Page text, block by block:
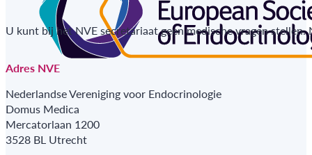
U kunt bij het NVE secretariaat geen medische vragen
Adres NVE
Nederlandse Vereniging voor Endocrinologie
Domus Medica
Mercatorlaan 1200
3528 BL Utrecht